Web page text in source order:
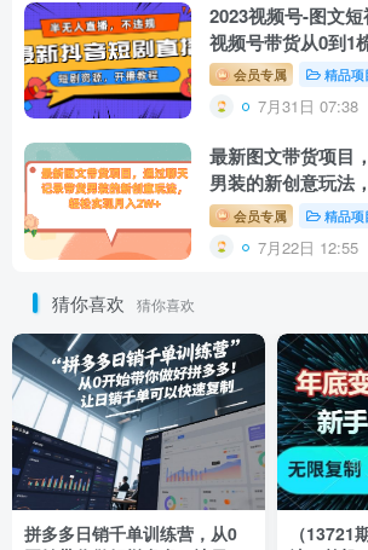
2023视频号-图文短
视频号带货从0到1
会员专属 精品项
7月31日 07:38
最新图文带货项目
男装的新创意玩法
2W+会员专属 精品项
7月22日 12:55
猜你喜欢 猜你喜欢
拼多多日销千单训练营，从0
（13721